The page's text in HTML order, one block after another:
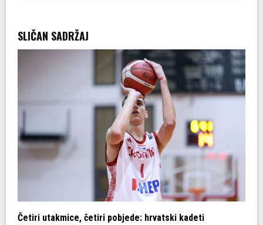
SLIČAN SADRŽAJ
Četiri utakmice, četiri pobjede: hrvatski kadeti